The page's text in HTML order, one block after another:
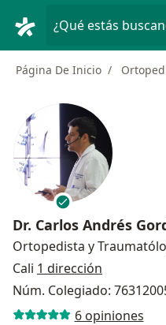
¿Qué estás
Página De Inicio
Dr. Carlos Andrés
Ortopedista y
Cali 1 dirección
Núm. Colegiado:
6 opiniones